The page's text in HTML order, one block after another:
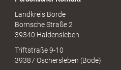
Landkreis Börde
Bornsche Straße 2
39340 Haldensleben
Triftstraße 9-10
39387 Oschersleben (Bode)